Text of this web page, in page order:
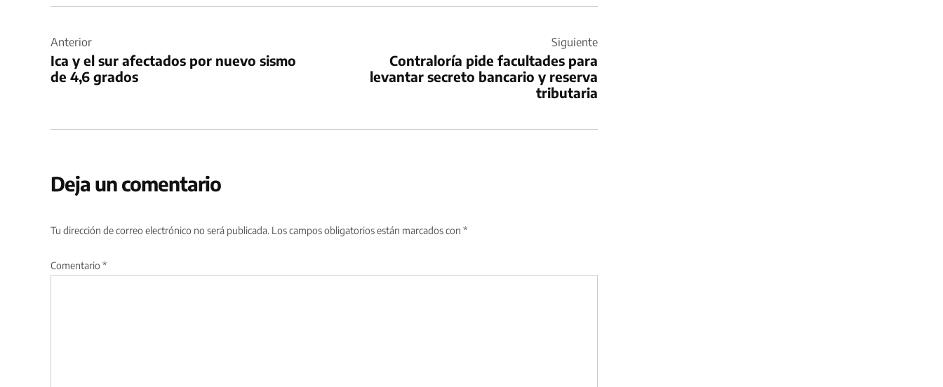
de
entradas
Anterior
Ica y el sur afectados por nuevo sismo
de 4,6 grados
Siguiente
Contraloría pide facultades para
levantar secreto bancario y reserva
tributaria
Deja un comentario
Tu dirección de correo electrónico no será publicada. Los campos obligatorios están marcados con *
Comentario *